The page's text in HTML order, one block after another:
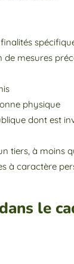
de mesures
physique
dont est
tiers, à moins
à caractère
le